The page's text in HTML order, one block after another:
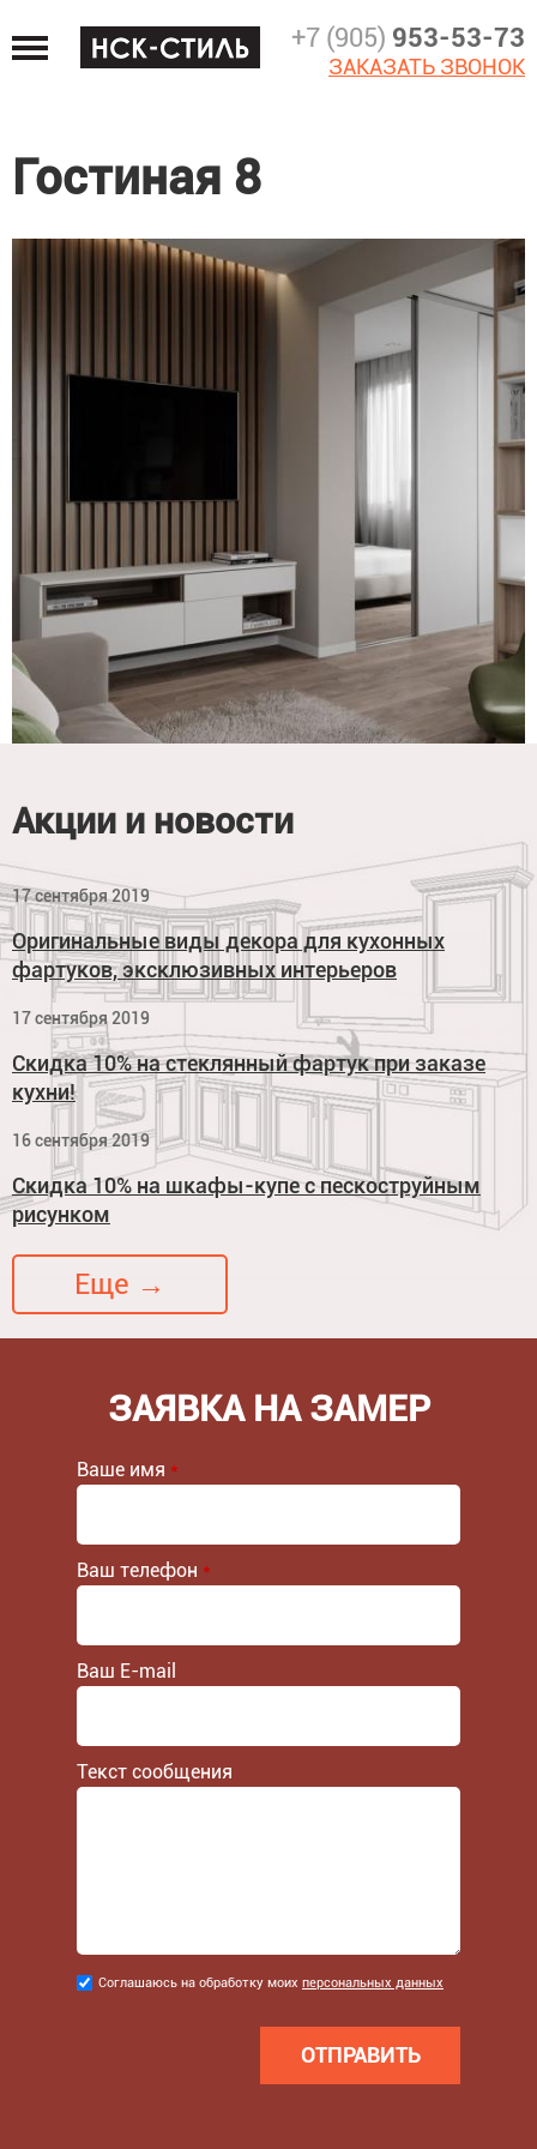
to
navigation
+7 (905) 953-53-73
ЗАКАЗАТЬ ЗВОНОК
Гостиная 8
Акции и новости
17 сентября 2019
Оригинальные виды декора для кухонных
фартуков, эксклюзивных интерьеров
17 сентября 2019
Скидка 10% на стеклянный фартук при заказе
кухни!
16 сентября 2019
Скидка 10% на шкафы-купе с пескоструйным
рисунком
Еще →
ЗАЯВКА НА ЗАМЕР
Ваше имя *
Ваш телефон *
Ваш E-mail
Текст сообщения
Соглашаюсь
Соглашаюсь на обработку моих персональных данных